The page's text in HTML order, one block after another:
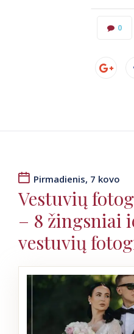
0
Pirmadienis, 7 kovo
Vestuvių
– 8 žingsniai
vestuvių